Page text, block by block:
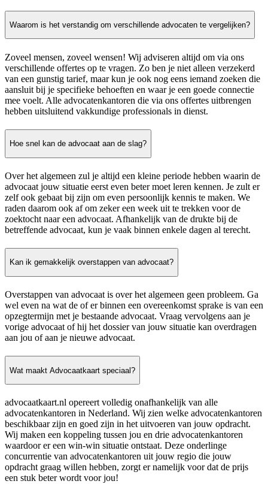
Waarom is het verstandig om verschillende advocaten te vergelijken?
Zoveel mensen, zoveel wensen! Wij adviseren altijd om via ons
verschillende offertes op te vragen. Zo ben je niet alleen verzekerd
van een gunstig tarief, maar kun je ook nog eens iemand zoeken die
aansluit bij je specifieke behoeften en waar je een goede connectie
mee voelt. Alle advocatenkantoren die via ons offertes uitbrengen
hebben uitsluitend vakkundige professionals in dienst.
Hoe snel kan de advocaat aan de slag?
Over het algemeen zul je altijd een kleine periode hebben waarin de
advocaat jouw situatie eerst even beter moet leren kennen. Je zult er
zelf ook gebaat bij zijn om even persoonlijk kennis te maken. We
raden daarom ook af om zeker een week uit te trekken voor de
zoektocht naar een advocaat. Afhankelijk van de drukte bij de
betreffende advocaat, kun je vaak binnen enkele dagen al terecht.
Kan ik gemakkelijk overstappen van advocaat?
Overstappen van advocaat is over het algemeen geen probleem. Ga
wel even na wat de of er binnen een overeenkomst sprake is van een
opzegtermijn met je bestaande advocaat. Vraag vervolgens aan je
vorige advocaat of hij het dossier van jouw situatie kan overdragen
aan jou of aan je nieuwe advocaat.
Wat maakt Advocaatkaart speciaal?
advocaatkaart.nl opereert volledig onafhankelijk van alle
advocatenkantoren in Nederland. Wij zien welke advocatenkantoren
beschikbaar zijn en goed zijn in het uitvoeren van jouw opdracht.
Wij maken een koppeling tussen jou en drie advocatenkantoren
waardoor er een win-win situatie ontstaat. Deze onderlinge
concurrentie van advocatenkantoren uit jouw regio die jouw
opdracht graag willen hebben, zorgt er namelijk voor dat de prijs
een stuk beter wordt voor jou!